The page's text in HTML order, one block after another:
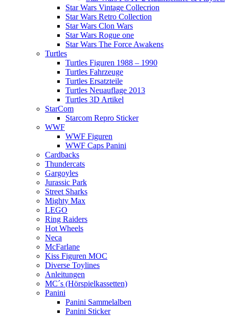
Star Wars Vintage Collecrion
Star Wars Retro Collection
Star Wars Clon Wars
Star Wars Rogue one
Star Wars The Force Awakens
Turtles
Turtles Figuren 1988 – 1990
Turtles Fahrzeuge
Turtles Ersatzteile
Turtles Neuauflage 2013
Turtles 3D Artikel
StarCom
Starcom Repro Sticker
WWF
WWF Figuren
WWF Caps Panini
Cardbacks
Thundercats
Gargoyles
Jurassic Park
Street Sharks
Mighty Max
LEGO
Ring Raiders
Hot Wheels
Neca
McFarlane
Kiss Figuren MOC
Diverse Toylines
Anleitungen
MC´s (Hörspielkassetten)
Panini
Panini Sammelalben
Panini Sticker